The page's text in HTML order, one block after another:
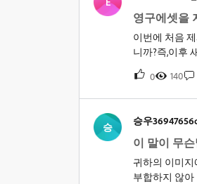
영구에셋을
이번에 처음
니까?즉,이후
0 140
승
승우
이 말이 무
귀하의 이미
부합하지 않